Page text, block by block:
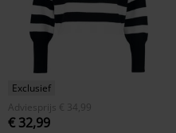
Exclusief
Adviesprijs
€ 34,99
€ 32,99